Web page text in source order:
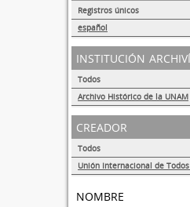
Registros únicos
español
institución
Todos
Archivo Histórico de la UNAM
creador
Todos
nombre